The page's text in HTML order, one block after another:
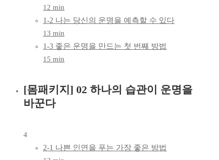
12 min
1-2 나는 당신의 운명을 예측할 수 있다
13 min
1-3 좋은 운명을 만드는 첫 번째 방법
15 min
[몸패키지] 02 하나의 습관이 운명을
바꾼다
4
2-1 나쁜 인연을 푸는 가장 좋은 방법